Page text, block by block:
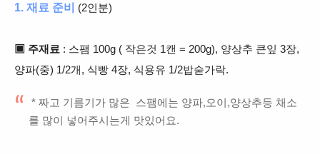
1. 재료 준비 (2인분)
▣ 주재료 : 스팸 100g ( 작은것 1캔 = 200g), 양상추 큰잎 3장,
양파(중) 1/2개, 식빵 4장, 식용유 1/2밥숟가락.
* 짜고 기름기가 많은 스팸에는 양파,오이,양상추등 채소
를 많이 넣어주시는게 맛있어요.